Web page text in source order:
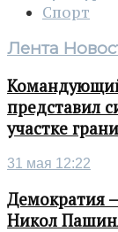
Спорт
Лента
представил
участке
31 мая 12:22
Демократия
Никол